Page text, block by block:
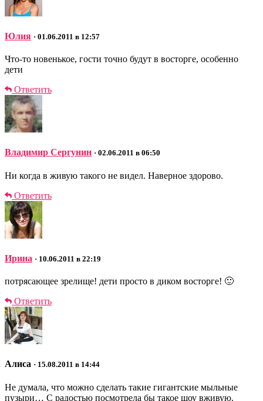
Юлия · 01.06.2011 в 12:57
Что-то новенькое, гости точно будут в восторге, особенно
дети
Ответить
Владимир Сергунин · 02.06.2011 в 06:50
Ни когда в живую такого не видел. Наверное здорово.
Ответить
Ирина · 10.06.2011 в 22:19
потрясающее зрелище! дети просто в диком восторге! 🙂
Ответить
Алиса · 15.08.2011 в 14:44
Не думала, что можно сделать такие гигантские мыльные
пузыри… С радостью посмотрела бы такое шоу вживую.